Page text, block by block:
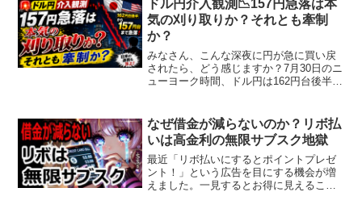
だけではなく、なぜ勝...
ドル円介入観測📉157円急落は本
気の刈り取りか？それとも牽制
か？
みなさん、こんな深夜に円が急に買い戻
されたら、どう感じますか？7月30日のニ
ューヨーク時間、ドル円は162円台後半か
「介入ではないか」と騒ぐのも当然で
す。翌日、片山さつ...
なぜ借金が減らないのか？リボ払
いは高金利の無限サブスク地獄
最近「リボ払いにするとポイントプレゼ
ント！」という広告を目にする機会が増
えました。一見するとお得に見えるこの